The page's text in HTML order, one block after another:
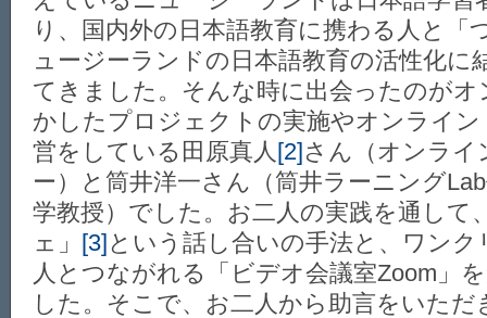
り、国内外の日本語教育に携わる人と「
ュージーランドの日本語教育の活性化に
てきました。そんな時に出会ったのが
かしたプロジェクトの実施やオンライ
営をしている田原真人[2]さん（オンライ
ー）と筒井洋一さん（筒井ラーニング
学教授）でした。お二人の実践を通して
ェ」 [3]という話し合いの手法と、ワン
人とつながれる「ビデオ会議室Zoom」
した。そこで、お二人から助言をいただ